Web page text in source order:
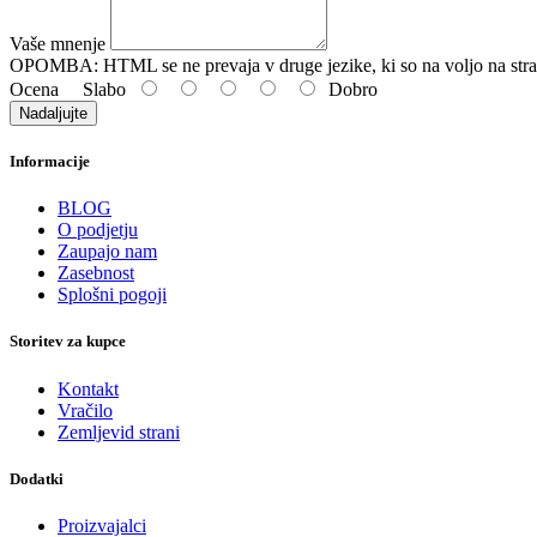
Vaše mnenje
OPOMBA: HTML se ne prevaja v druge jezike, ki so na voljo na
Ocena Slabo Dobro
Nadaljujte
Informacije
BLOG
O podjetju
Zaupajo nam
Zasebnost
Splošni pogoji
Storitev za kupce
Kontakt
Vračilo
Zemljevid strani
Dodatki
Proizvajalci